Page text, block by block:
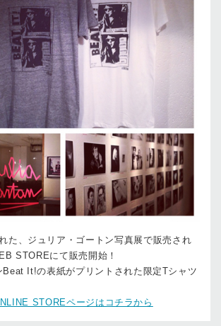
た、ジュリア・ゴートン写真展で販売され
STOREにて販売開始！
Beat It!の表紙がプリントされた限定Tシャツ
STOREページはコチラから